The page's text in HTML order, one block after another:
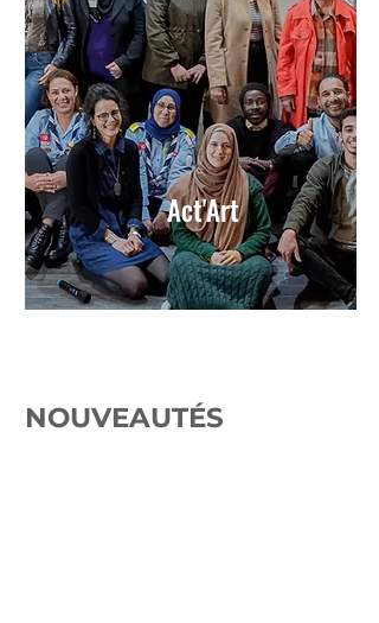
ImPact
Act'Art
NOUVEAUTÉS